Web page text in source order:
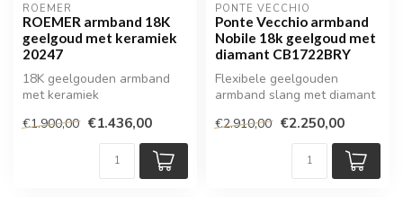
ROEMER
ROEMER armband 18K
geelgoud met keramiek
20247
18K geelgouden armband
met keramiek
€1.900,00 €1.436,00
PONTE VECCHIO
Ponte Vecchio armband
Nobile 18k geelgoud met
diamant CB1722BRY
Flexibele geelgouden
armband slang met diamant
0.10ct
€2.910,00 €2.250,00